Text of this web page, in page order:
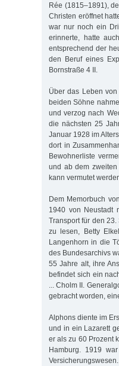
Rée (1815–1891),
Christen eröffnet
war nur noch ein
erinnerte, hatte
entsprechend der
den Beruf eines
Bornstraße 4 II.
Über das Leben
beiden Söhne
und verzog nach
die nächs­ten 25
Januar 1928 im
dort in
Bewohnerliste
und ab dem
kann vermutet
Dem Memorbuch
1940 von Neustadt
Transport für den
zu lesen, Betty
Langenhorn in die
des Bundesarchivs
55 Jahre alt, ihre
befindet sich ein
... Cholm II.
gebracht worden,
Alphons diente im
und in ein Lazarett
er als zu 60 Prozent
Hamburg. 1919